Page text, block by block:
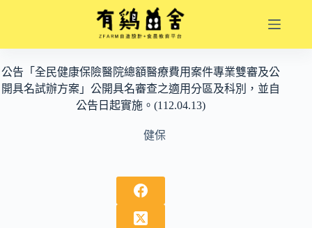
內
容
公告「全民健康保險醫院總額醫療費用案件專業雙審及公
開具名試辦方案」公開具名審查之適用分區及科別，並自
公告日起實施。(112.04.13)
健保